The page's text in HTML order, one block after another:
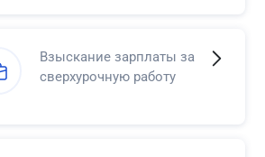
Взыскание зарплаты за
сверхурочную работу